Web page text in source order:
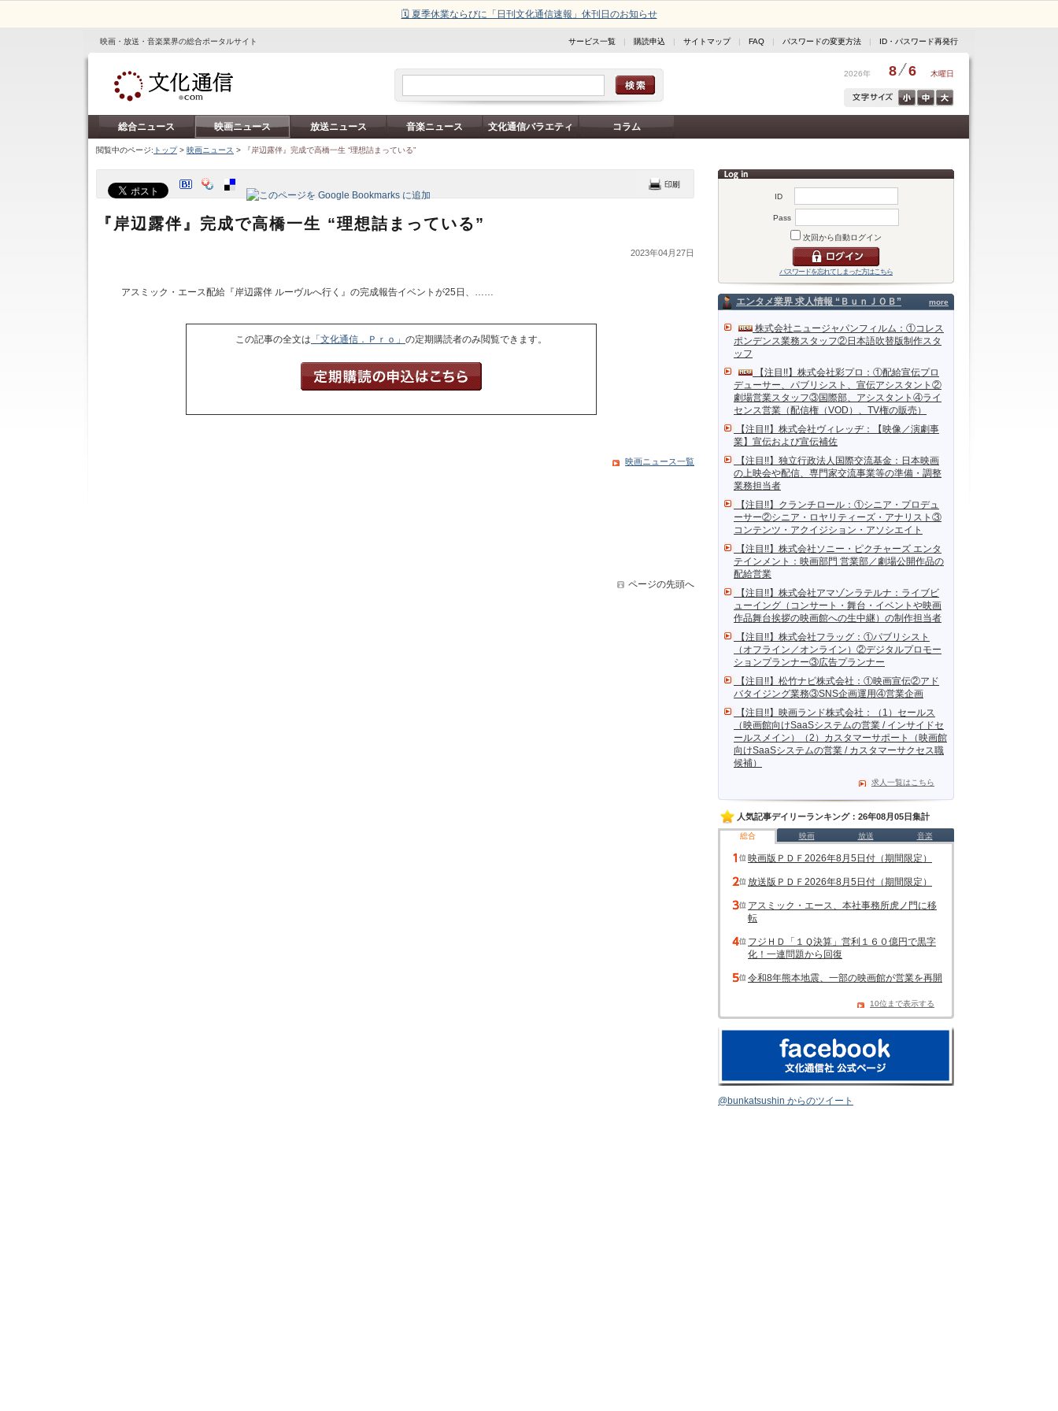
🗓️ 夏季休業ならびに「日刊文化通信速報」休刊日のお知らせ
映画・放送・音楽業界の総合ポータルサイト サービス一覧 | 購読申込 | サイトマップ| FAQ | パスワードの変更方法 | ID・パスワード再発行
2026年 8 6 木曜日
総合ニュース 映画ニュース 放送ニュース 音楽ニュース 文化通信バラエティ コラム
閲覧中のページ: トップ> 映画ニュース > 『岸辺露伴』完成で高橋一生 “理想詰まっている”
ID
Pass
次回から自動ログイン
パスワードを忘れてしまった方はこちら
more
エンタメ業界 求人情報 “ＢｕｎＪＯＢ”
株式会社ニュージャパンフィルム：①コレス
ポンデンス業務スタッフ②日本語吹替版制作スタ
ッフ
【注目!!】株式会社彩プロ：①配給宣伝プロ
デューサー、パブリシスト、宣伝アシスタント②
劇場営業スタッフ③国際部、アシスタント④ライ
センス営業（配信権（VOD）、TV権の販売）
【注目!!】株式会社ヴィレッヂ：【映像／演劇事
業】宣伝および宣伝補佐
【注目!!】独立行政法人国際交流基金：日本映画
の上映会や配信、専門家交流事業等の準備・調整
業務担当者
【注目!!】クランチロール：①シニア・プロデュ
ーサー②シニア・ロヤリティーズ・アナリスト③
コンテンツ・アクイジション・アソシエイト
【注目!!】株式会社ソニー・ピクチャーズ エンタ
テインメント：映画部門 営業部／劇場公開作品の
配給営業
【注目!!】株式会社アマゾンラテルナ：ライブビ
ューイング（コンサート・舞台・イベントや映画
作品舞台挨拶の映画館への生中継）の制作担当者
【注目!!】株式会社フラッグ：①パブリシスト
（オフライン／オンライン）②デジタルプロモー
ションプランナー③広告プランナー
【注目!!】松竹ナビ株式会社：①映画宣伝②アド
バタイジング業務③SNS企画運用④営業企画
【注目!!】映画ランド株式会社：（1）セールス
（映画館向けSaaSシステムの営業 / インサイドセ
ールスメイン）（2）カスタマーサポート（映画館
向けSaaSシステムの営業 / カスタマーサクセス職
候補）
求人一覧はこちら
人気記事デイリーランキング：26年08月05日集計
総合 映画 放送 音楽
映画版ＰＤＦ2026年8月5日付（期間限定）
放送版ＰＤＦ2026年8月5日付（期間限定）
アスミック・エース、本社事務所虎ノ門に移
転
フジＨＤ「１Ｑ決算」営利１６０億円で黒字
化！一連問題から回復
令和8年熊本地震、一部の映画館が営業を再開
10位まで表示する
@bunkatsushin からのツイート
『岸辺露伴』完成で高橋一生 “理想詰まっている”
2023年04月27日
アスミック・エース配給『岸辺露伴 ルーヴルへ行く』の完成報告イベントが25日、……
この記事の全文は 「文化通信．Ｐｒｏ」 の定期購読者のみ閲覧できます。
映画ニュース一覧
ページの先頭へ